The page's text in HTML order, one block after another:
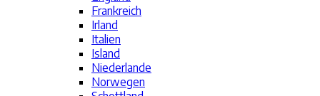
Frankreich
Irland
Italien
Island
Niederlande
Norwegen